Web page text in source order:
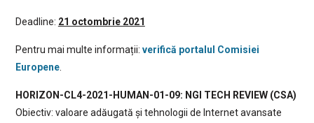
Deadline: 21 octombrie 2021
Pentru mai multe informații: verifică portalul Comisiei
Europene.
HORIZON-CL4-2021-HUMAN-01-09: NGI TECH REVIEW (CSA)
Obiectiv: valoare adăugată și tehnologii de Internet avansate